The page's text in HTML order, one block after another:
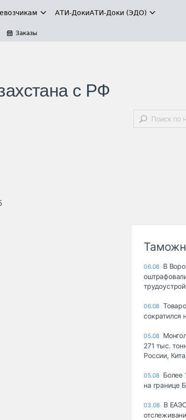
АТИ-ДокиАТИ-Доки (ЭДО)
Заказы
с РФ
06.08 В
06.08
сократился
05.08
271 тыс.
России,
05.08 Более
на границе
03.08 В